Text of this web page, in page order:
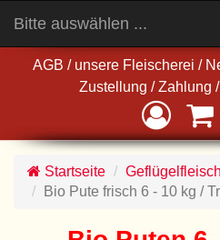
AGB / unsere Fleischerei /
Zustellung / Zahlung /
Bitte auswählen ...
Startseite Geflügelfleisch
Bio Pute